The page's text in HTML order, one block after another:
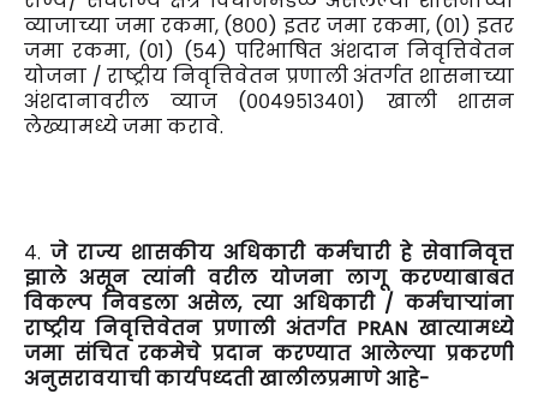
व्याजाच्या जमा रकमा, (८००) इतर जमा रकमा, (०१) इतर
जमा रकमा, (०१) (५४) परिभाषित अंशदान निवृत्तिवेतन
योजना / राष्ट्रीय निवृत्तिवेतन प्रणाली अंतर्गत शासनाच्या
अंशदानावरील व्याज (००४९५१३४०१) खाली शासन
लेख्यामध्ये जमा करावे.
४. जे राज्य शासकीय अधिकारी कर्मचारी हे सेवानिवृत्त
झाले असून त्यांनी वरील योजना लागू करण्याबाबत
विकल्प निवडला असेल, त्या अधिकारी / कर्मचाऱ्यांना
राष्ट्रीय निवृत्तिवेतन प्रणाली अंतर्गत PRAN खात्यामध्ये
जमा संचित रकमेचे प्रदान करण्यात आलेल्या प्रकरणी
अनुसरावयाची कार्यपध्दती खालीलप्रमाणे आहे-